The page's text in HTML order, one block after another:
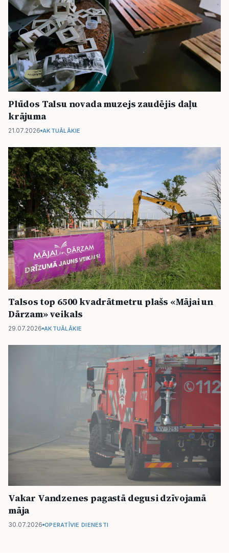
Pasākumi
Reklāma
Politiskā reklāma
Par mums
Facebook Instagram YouTube
E-avīze Abonē
Plūdos Talsu novada muzejs zaudējis daļu
krājuma
21.07.2026 AKTUĀLĀKIE
Talsos top 6500 kvadrātmetru plašs «Mājai un
Dārzam» veikals
29.07.2026 AKTUĀLĀKIE
Vakar Vandzenes pagastā degusi dzīvojamā
māja
30.07.2026 OPERATĪVIE DIENESTI